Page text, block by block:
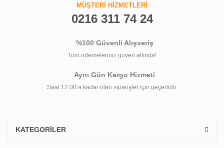
MÜŞTERİ HİZMETLERİ
0216 311 74 24
%100 Güvenli Alışveriş
Tüm ödemeleriniz güven altında!
Aynı Gün Kargo Hizmeti
Saat 12:00’a kadar olan siparişler için geçerlidir.
KATEGORİLER